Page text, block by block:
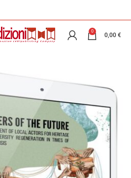
0
0,00 €